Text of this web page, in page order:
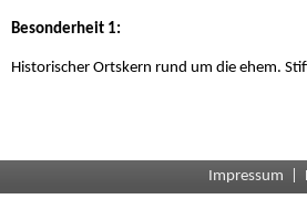
Besonderheit 1:
Historischer Ortskern rund um die ehem.
Impressum